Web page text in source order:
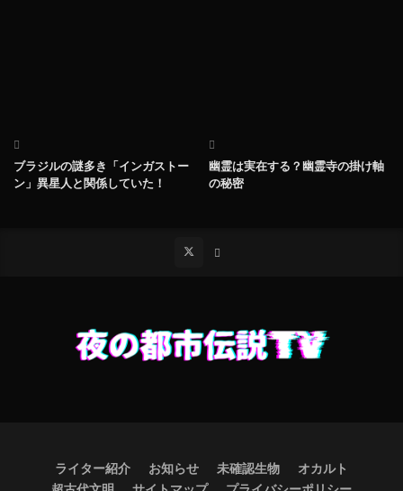
ブラジルの謎多き「インガストー
ン」異星人と関係していた！
幽霊は実在する？幽霊寺の掛け軸
の秘密
ライター紹介 お知らせ 未確認生物
オカルト